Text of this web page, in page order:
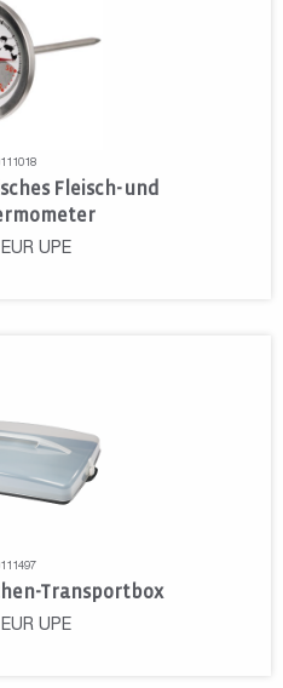
Fleisch- und
EUR UPE
Transportbox
EUR UPE